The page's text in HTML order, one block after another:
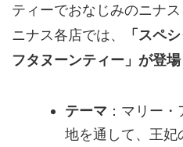
ティーでおなじみのニナス
ニナス各店では、
「スペ
フタヌーンティー」が登場
テーマ ：マリー
地を通して、王妃